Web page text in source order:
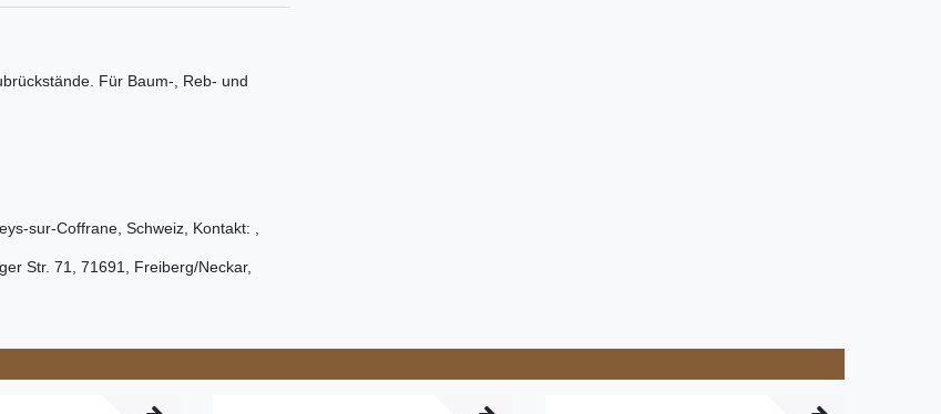
Für Baum-, Reb- und
sur-Coffrane Schweiz , Kontakt:
Str. 71 71691 Freiberg/Neckar,